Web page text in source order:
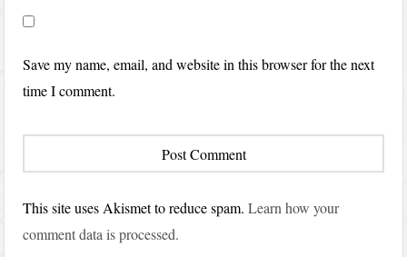
Save my name, email, and website in this browser for the next
time I comment.
This site uses Akismet to reduce spam.Learn how your
comment data is processed.